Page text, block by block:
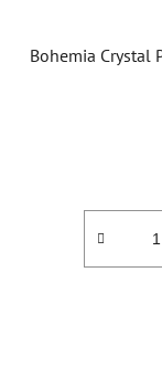
Bohemia Crystal